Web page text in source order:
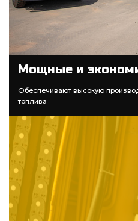
Мощные и
Обеспечивают высокую
топлива